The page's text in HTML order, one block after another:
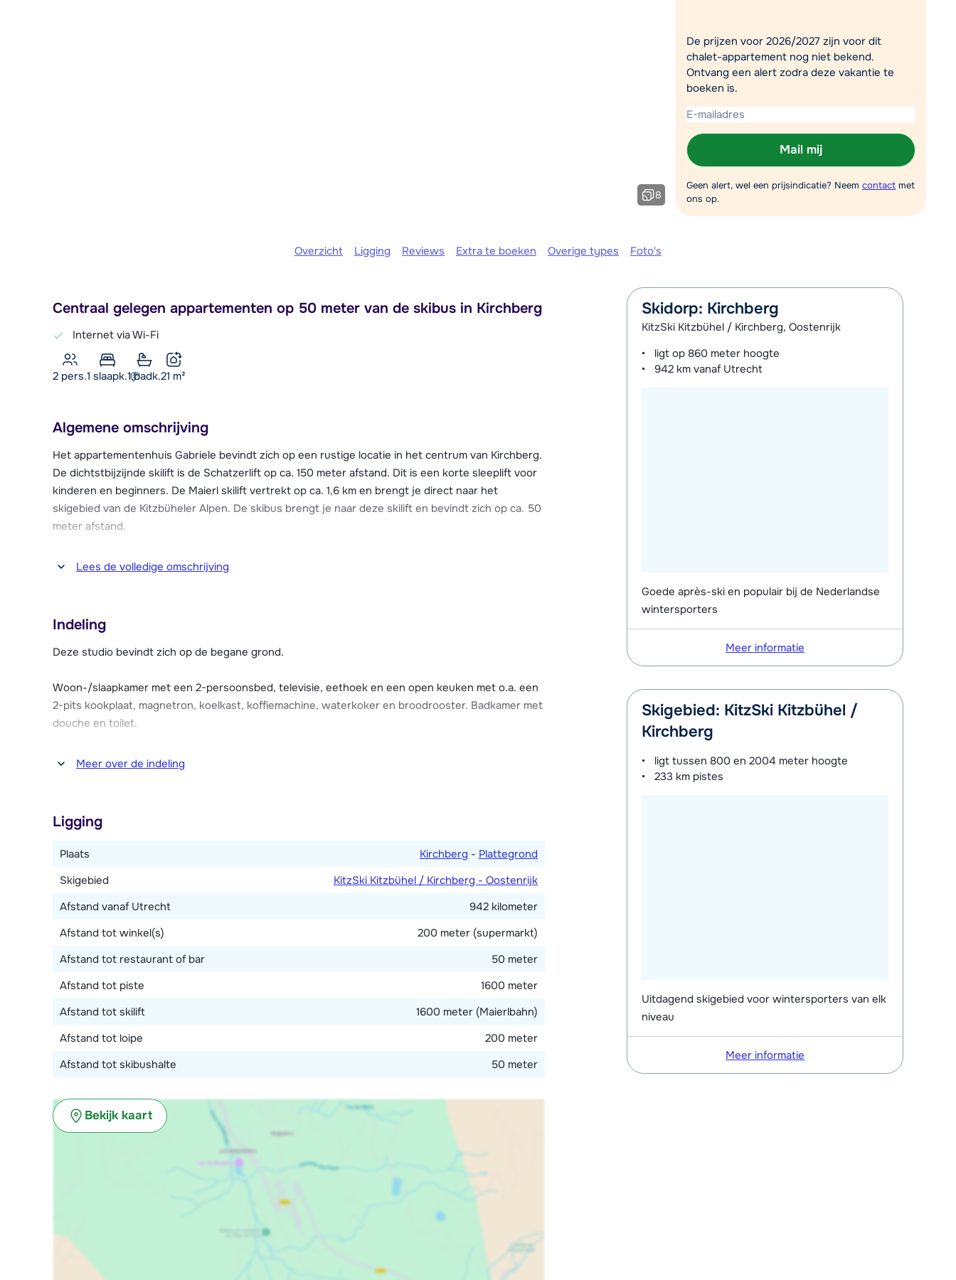
Morgen om 09:00 uur weer beschikbaar:
Chat met wintersportspecialist
8
De prijzen voor 2026/2027 zijn voor dit
chalet-appartement nog niet bekend.
Ontvang een alert zodra deze vakantie te
boeken is.
Mail mij
Geen alert, wel een prijsindicatie? Neem contact met
ons op.
Overzicht Ligging Reviews Extra te boeken Overige types Foto's
Centraal gelegen appartementen op 50 meter van de skibus in Kirchberg
Internet via Wi-Fi
2 pers.1 slaapk.1 badk.21 m²
Algemene omschrijving
Het appartementenhuis Gabriele bevindt zich op een rustige locatie in het centrum van Kirchberg.
De dichtstbijzijnde skilift is de Schatzerlift op ca. 150 meter afstand. Dit is een korte sleeplift voor
kinderen en beginners. De Maierl skilift vertrekt op ca. 1,6 km en brengt je direct naar het
skigebied van de Kitzbüheler Alpen. De skibus brengt je naar deze skilift en bevindt zich op ca. 50
meter afstand.
Het gezellige centrum van Kirchberg ligt op ca. 50 meter afstand, hier vind je meerdere winkels,
en squashbaan. Op ca. 200 meter van Gabriele begint een loipe.
De appartementen Gabriele beschikken over WIFI-internetverbinding en er is een skiberging met
een parkeergarage (tegen betaling).
Lees de volledige omschrijving
Indeling
Deze studio bevindt zich op de begane grond.
Woon-/slaapkamer met een 2-persoonsbed, televisie, eethoek en een open keuken met o.a. een
2-pits kookplaat, magnetron, koelkast, koffiemachine, waterkoker en broodrooster. Badkamer met
douche en toilet.
Verder beschikt de studio over een terras.
Meer over de indeling
Ligging
Plaats Kirchberg - Plattegrond
Skigebied
KitzSki Kitzbühel / Kirchberg - Oostenrijk
Afstand vanaf Utrecht
942 kilometer
Afstand tot winkel(s)
200 meter (supermarkt)
Afstand tot restaurant of bar
50 meter
Afstand tot piste
1600 meter
Afstand tot skilift
1600 meter (Maierlbahn)
Afstand tot loipe
200 meter
Afstand tot skibushalte
50 meter
Bekijk kaart
Skidorp: Kirchberg
KitzSki Kitzbühel / Kirchberg, Oostenrijk
ligt op 860 meter hoogte
942 km vanaf Utrecht
Goede après-ski en populair bij de Nederlandse
wintersporters
Meer informatie
Skigebied: KitzSki Kitzbühel /
Kirchberg
ligt tussen 800 en 2004 meter hoogte
233 km pistes
Uitdagend skigebied voor wintersporters van elk
niveau
Meer informatie